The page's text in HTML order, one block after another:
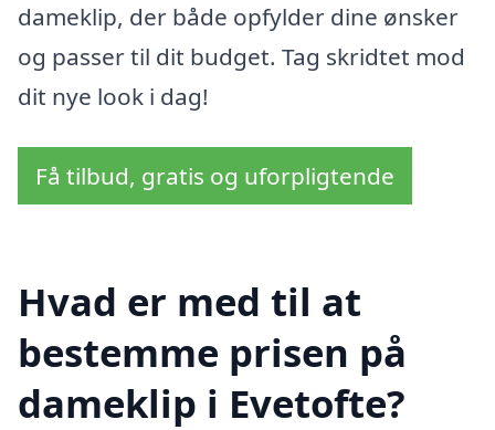
dameklip, der både opfylder dine ønsker
og passer til dit budget. Tag skridtet mod
dit nye look i dag!
Få tilbud, gratis og uforpligtende
Hvad er med til at
bestemme prisen på
dameklip i Evetofte?